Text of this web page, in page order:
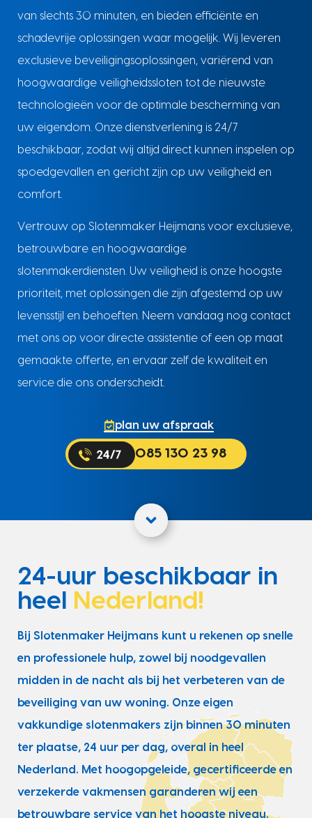
van slechts 30 minuten, en bieden efficiënte en
schadevrije oplossingen waar mogelijk. Wij leveren
exclusieve beveiligingsoplossingen, variërend van
hoogwaardige veiligheidssloten tot de nieuwste
technologieën voor de optimale bescherming van
uw eigendom. Onze dienstverlening is 24/7
beschikbaar, zodat wij altijd direct kunnen inspelen op
spoedgevallen en gericht zijn op uw veiligheid en
comfort.
Vertrouw op Slotenmaker Heijmans voor exclusieve,
betrouwbare en hoogwaardige
slotenmakerdiensten. Uw veiligheid is onze hoogste
prioriteit, met oplossingen die zijn afgestemd op uw
levensstijl en behoeften. Neem vandaag nog contact
met ons op voor directe assistentie of een op maat
gemaakte offerte, en ervaar zelf de kwaliteit en
service die ons onderscheidt.
plan uw afspraak
085 130 23 98
24-uur beschikbaar in
heel
Nederland!
Bij Slotenmaker Heijmans kunt u rekenen op snelle
en professionele hulp, zowel bij noodgevallen
midden in de nacht als bij het verbeteren van de
beveiliging van uw woning. Onze eigen
vakkundige slotenmakers zijn binnen 30 minuten
ter plaatse, 24 uur per dag, overal in heel
Nederland. Met hoogopgeleide, gecertificeerde en
verzekerde vakmensen garanderen wij een
betrouwbare service van het hoogste niveau.